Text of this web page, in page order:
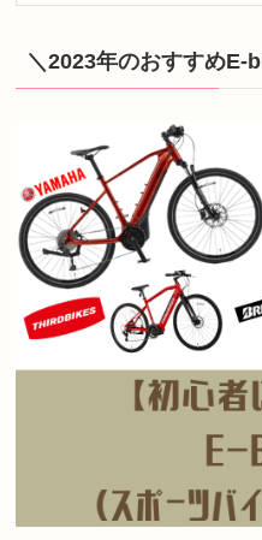
＼2023年のおすすめE-